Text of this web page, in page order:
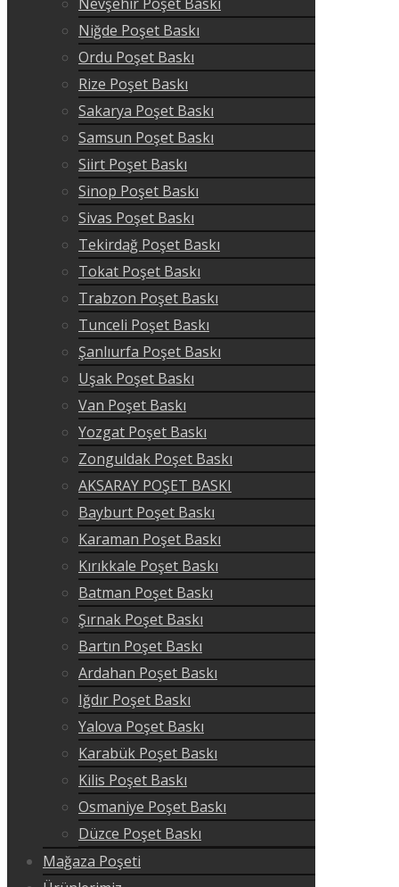
Niğde Poşet Baskı
Ordu Poşet Baskı
Rize Poşet Baskı
Sakarya Poşet Baskı
Samsun Poşet Baskı
Siirt Poşet Baskı
Sinop Poşet Baskı
Sivas Poşet Baskı
Tekirdağ Poşet Baskı
Tokat Poşet Baskı
Trabzon Poşet Baskı
Tunceli Poşet Baskı
Şanlıurfa Poşet Baskı
Uşak Poşet Baskı
Van Poşet Baskı
Yozgat Poşet Baskı
Zonguldak Poşet Baskı
AKSARAY POŞET BASKI
Bayburt Poşet Baskı
Karaman Poşet Baskı
Kırıkkale Poşet Baskı
Batman Poşet Baskı
Şırnak Poşet Baskı
Bartın Poşet Baskı
Ardahan Poşet Baskı
Iğdır Poşet Baskı
Yalova Poşet Baskı
Karabük Poşet Baskı
Kilis Poşet Baskı
Osmaniye Poşet Baskı
Düzce Poşet Baskı
Mağaza Poşeti